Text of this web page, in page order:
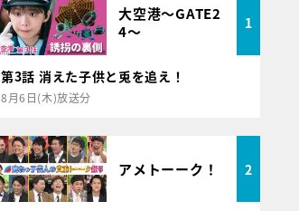
大空港～GATE2
4～
1
第3話 消えた子供と兎を追え！
8月6日(木)放送分
アメトーーク！ 2